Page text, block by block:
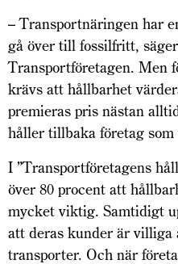
– Transportnäringen har
gå över till fossilfritt,
Transport­företagen. Men
krävs att hållbarhet
premieras pris nästan
håller tillbaka företag
I ”Transport­företagens
över 80 procent att
mycket viktig. Sam­tidigt
att deras kunder är
transporter. Och när